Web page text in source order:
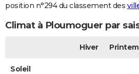
position n°294 du classement des
Climat à Ploumoguer par
Hiver
Soleil